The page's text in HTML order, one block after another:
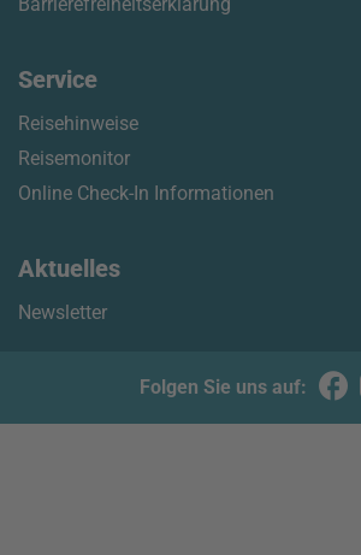
Service
Reisehinweise
Reisemonitor
Online Check-In Informationen
Aktuelles
Newsletter
Folgen Sie uns auf: